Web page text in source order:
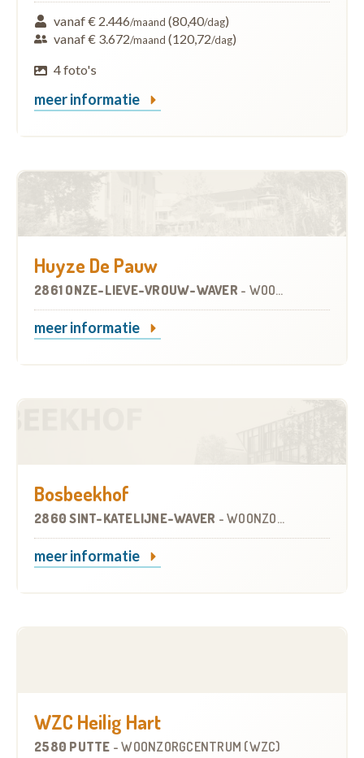
vanaf € 2.446/maand (80,40/dag)
vanaf € 3.672/maand (120,72/dag)
4 foto's
meer informatie
Huyze De Pauw
2861 ONZE-LIEVE-VROUW-WAVER - WOONZORGCENTRUM (WZC)
meer informatie
Bosbeekhof
2860 SINT-KATELIJNE-WAVER - WOONZORGCENTRUM (WZC)
meer informatie
WZC Heilig Hart
2580 PUTTE -WOONZORGCENTRUM (WZC)